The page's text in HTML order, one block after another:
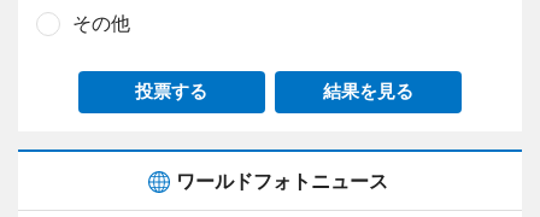
その他
投票する 結果を見る
ワールドフォトニュース